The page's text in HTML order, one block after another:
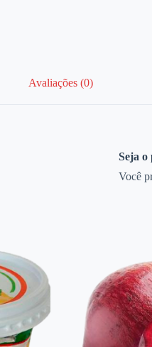
Avaliações (0)
Seja
Você